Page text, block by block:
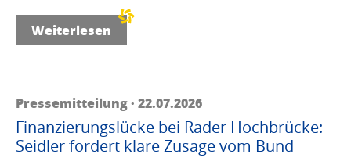
Weiterlesen
Pressemitteilung · 22.07.2026
Finanzierungslücke bei Rader Hochbrücke:
Seidler fordert klare Zusage vom Bund